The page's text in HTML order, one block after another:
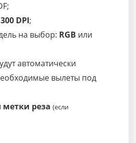
300 DPI;
на выбор: RGB или
автоматически
вылеты под
метки реза (если